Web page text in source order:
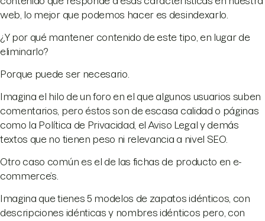
web, lo mejor que podemos hacer es desindexarlo.
¿Y por qué mantener contenido de este tipo, en lugar de
eliminarlo?
Porque puede ser necesario.
Imagina el hilo de un foro en el que algunos usuarios suben
comentarios, pero éstos son de escasa calidad o páginas
como la Política de Privacidad, el Aviso Legal y demás
textos que no tienen peso ni relevancia a nivel SEO.
Otro caso común es el de las fichas de producto en e-
commerce’s.
Imagina que tienes 5 modelos de zapatos idénticos, con
descripciones idénticas y nombres idénticos pero, con